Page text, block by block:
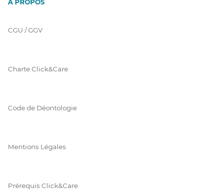
À PROPOS
CGU / GGV
Charte Click&Care
Code de Déontologie
Mentions Légales
Prérequis Click&Care